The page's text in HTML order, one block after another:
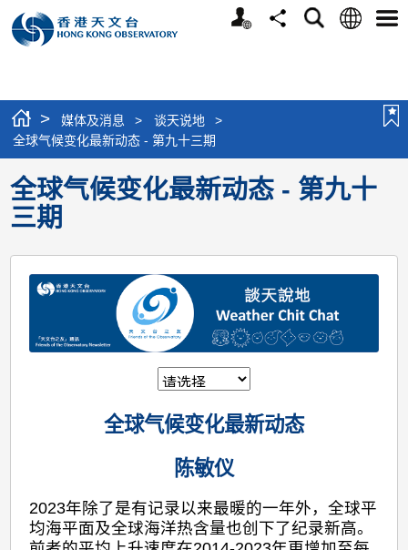
个
分
搜
语
选
> 媒体及消息 > 谈天说地
>
全球气候变化最新动态 - 第九十三期
全球气候变化最新动态 - 第九十
三期
全球气候变化最新动态
陈敏仪
2023年除了是有记录以来最暖的一年外，全球平
均海平面及全球海洋热含量也创下了纪录新高。